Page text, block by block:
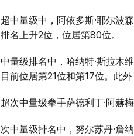
超中量级中，阿依多斯·耶尔波
排名上升2位，位居第80位。
中量级排名中，哈纳特·斯拉木
目前位居第21位和第17位。此
超次中量级拳手萨德利丁·阿赫
次中量级排名中，努尔苏丹·詹